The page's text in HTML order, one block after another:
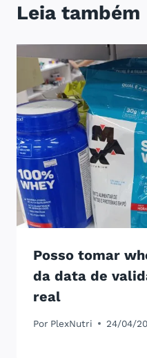
Leia também
Posso tomar
da data de
real
Por PlexNutri 24/04/